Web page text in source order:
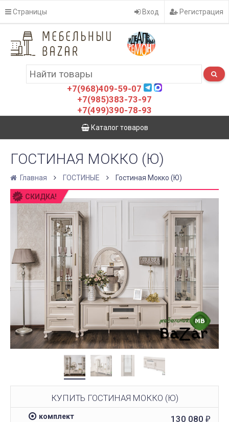
Страницы Вход Регистрация
+7(968)409-59-07
+7(985)383-73-97
+7(499)390-78-93
Каталог товаров
ГОСТИНАЯ МОККО (Ю)
Главная ГОСТИНЫЕ Гостиная Мокко (Ю)
СКИДКА!
КУПИТЬ ГОСТИНАЯ МОККО (Ю)
комплект 130 080 ₽